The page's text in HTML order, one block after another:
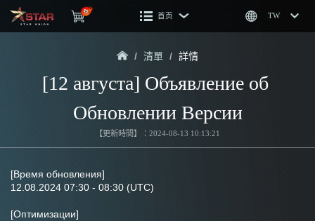
首页 TW
/ 清單 / 詳情
[12 августа] Объявление об
Обновлении Версии
【更新時間】：2024-08-13 10:13:21
[Время обновления]
12.08.2024 07:30 - 08:30 (UTC)
[Оптимизации]